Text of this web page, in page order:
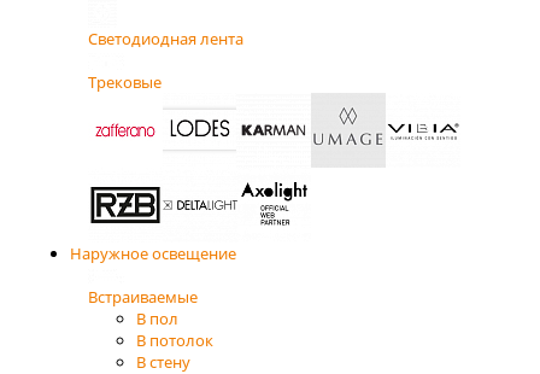
Светодиодная лента
Трековые
Наружное освещение
Встраиваемые
В пол
В потолок
В стену